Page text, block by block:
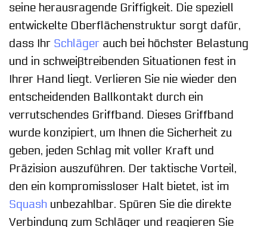
seine herausragende Griffigkeit. Die speziell
entwickelte Oberflächenstruktur sorgt dafür,
dass Ihr Schläger auch bei höchster Belastung
und in schweißtreibenden Situationen fest in
Ihrer Hand liegt. Verlieren Sie nie wieder den
entscheidenden Ballkontakt durch ein
verrutschendes Griffband. Dieses Griffband
wurde konzipiert, um Ihnen die Sicherheit zu
geben, jeden Schlag mit voller Kraft und
Präzision auszuführen. Der taktische Vorteil,
den ein kompromissloser Halt bietet, ist im
Squash unbezahlbar. Spüren Sie die direkte
Verbindung zum Schläger und reagieren Sie